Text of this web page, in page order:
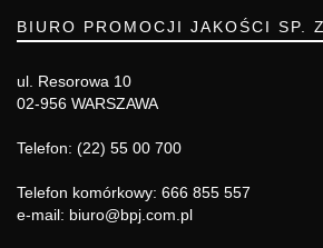
BIURO PROMOCJI JAKOŚCI SP.
ul. Resorowa 10
02-956 WARSZAWA
Telefon: (22) 55 00 700
Telefon komórkowy: 666 855 557
e-mail: biuro@bpj.com.pl